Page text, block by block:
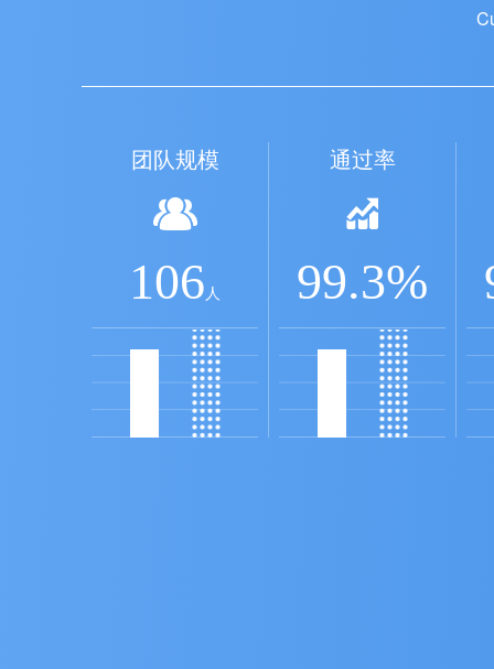
团队规模
106 人
通过率
99.3%